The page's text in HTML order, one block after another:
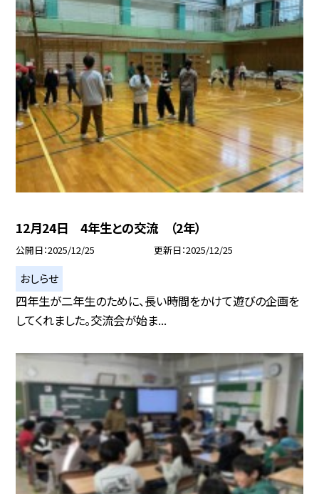
12月24日 4年生との交流 （2年）
公開日 2025/12/25 更新日 2025/12/25
おしらせ
四年生が二年生のために、長い時間をかけて遊びの企画を
してくれました。交流会が始ま...